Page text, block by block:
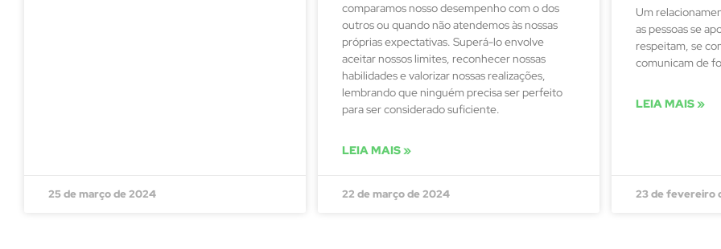
25 de março de 2024
comparamos nosso desempenho com o dos
outros ou quando não atendemos às nossas
próprias expectativas. Superá-lo envolve
aceitar nossos limites, reconhecer nossas
habilidades e valorizar nossas realizações,
lembrando que ninguém precisa ser perfeito
para ser considerado suficiente.
LEIA MAIS »
22 de março de 2024
Um
as pessoas se
respeitam, se
comunicam de
LEIA MAIS »
23 de fevereiro